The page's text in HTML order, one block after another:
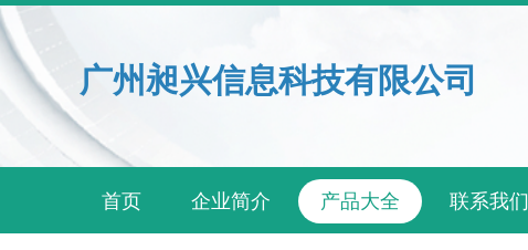
广州昶兴信息科技有限公司
首页 企业简介 产品大全 联系我们